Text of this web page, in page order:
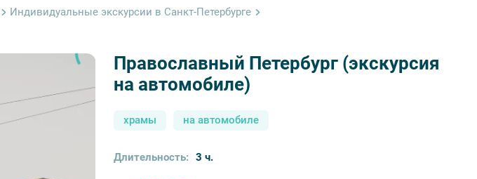
Индивидуальные экскурсии в Санкт-Петербурге
Православный Петербург (экскурсия
на автомобиле)
Unsplash
храмы на автомобиле
Длительность: 3 ч.